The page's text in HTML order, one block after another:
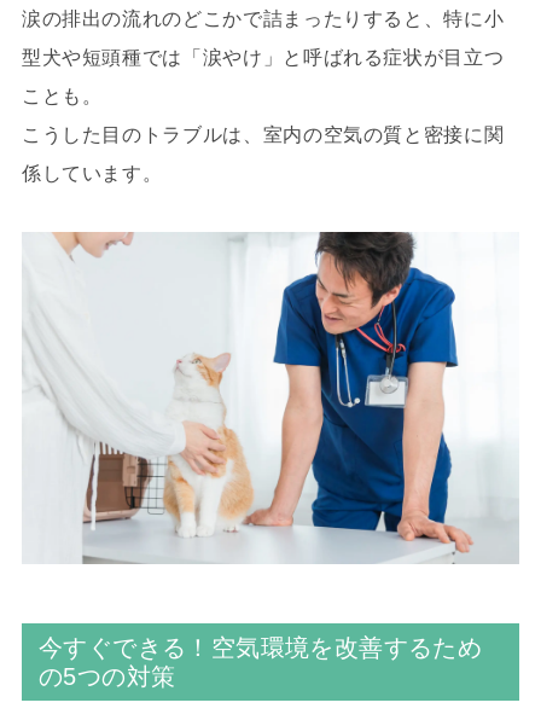
涙の排出の流れのどこかで詰まったりすると、特に小
型犬や短頭種では「涙やけ」と呼ばれる症状が目立つ
ことも。
こうした目のトラブルは、室内の空気の質と密接に関
係しています。
今すぐできる！空気環境を改善するため
の5つの対策